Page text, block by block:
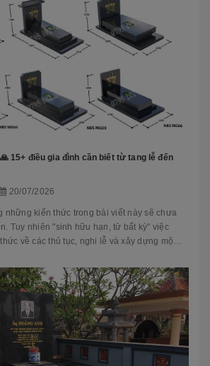
15+ điều gia đình cần biết từ tang lễ đến
20/07/2026
những kiến thức trong bài viết này sẽ chưa
Tuy nhiên "sinh hữu hạn, tử bất kỳ" việc
về các thủ tục, nghi lễ và xây dựng mộ